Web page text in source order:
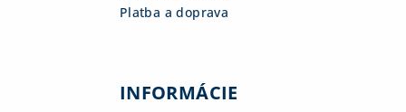
Platba a doprava
INFORMÁCIE